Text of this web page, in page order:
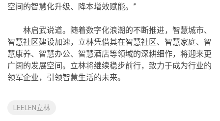
空间的智慧化升级、降本增效赋能。”
林启武说道。随着数字化浪潮的不断推进，智慧城市、
智慧社区建设加速，立林凭借其在智慧社区、智慧家庭、智
慧康养、智慧办公、智慧酒店等领域的深耕细作，将迎来更
广阔的发展空间。立林将继续稳步前行，致力于成为行业的
领军企业，引领智慧生活的未来。
LEELEN立林